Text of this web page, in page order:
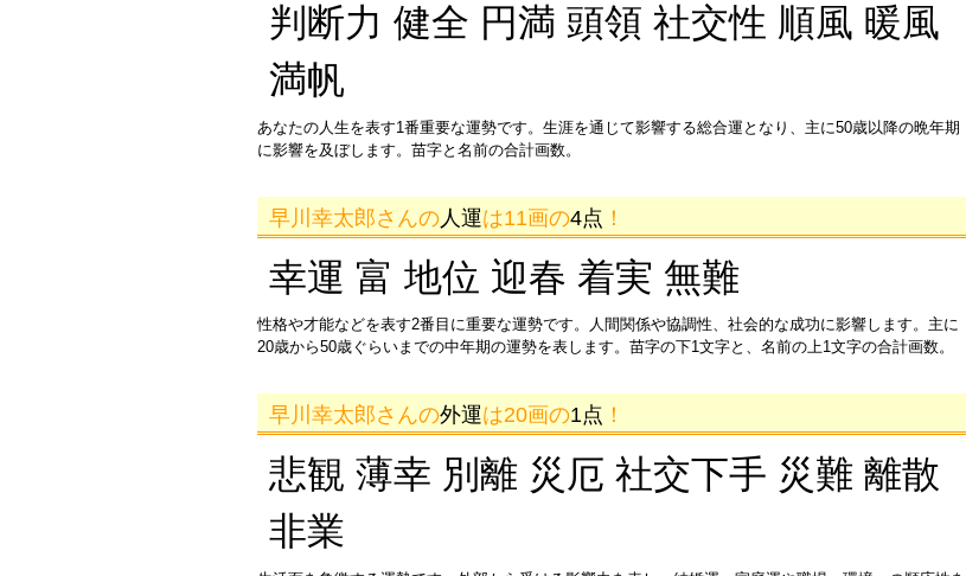
判断力 健全 円満 頭領 社交性 順風 暖風
満帆
あなたの人生を表す1番重要な運勢です。生涯を通じて影響する総合運となり、主に50歳以降の晩年期
に影響を及ぼします。苗字と名前の合計画数。
早川幸太郎さんの 人運は11画の4点 ！
幸運 富 地位 迎春 着実 無難
性格や才能などを表す2番目に重要な運勢です。人間関係や協調性、社会的な成功に影響します。主に
20歳から50歳ぐらいまでの中年期の運勢を表します。苗字の下1文字と、名前の上1文字の合計画数。
早川幸太郎さんの外運は20画の1点 ！
悲観 薄幸 別離 災厄 社交下手 災難 離散
非業